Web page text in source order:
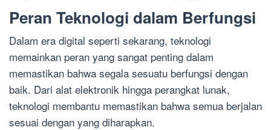
Peran Teknologi dalam Berfungsi
Dalam era digital seperti sekarang, teknologi
memainkan peran yang sangat penting dalam
memastikan bahwa segala sesuatu berfungsi dengan
baik. Dari alat elektronik hingga perangkat lunak,
teknologi membantu memastikan bahwa semua berjalan
sesuai dengan yang diharapkan.